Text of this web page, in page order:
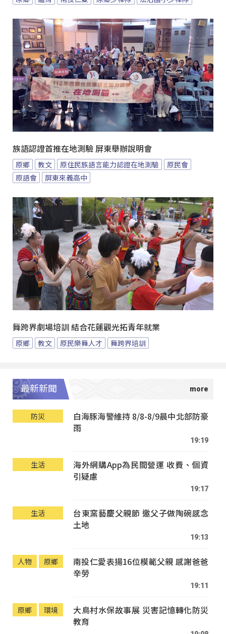
族語認證首推在地測驗 屏東舉辦說明會
原鄉 教文 原住民族語言能力認證在地測驗
原民會
原語會
屏東來義高中
舞跨界劇場培訓 結合花蓮觀光拓青年就業
原鄉 教文 原民樂舞人才 舞跨界培訓
最新新聞
防災
白海豚海警維持 8/8-8/9晨中北部防豪
雨
19:19
生活
海外網購App為民間營運 收費、個資
引疑慮
19:17
生活
台東窯藝慶父親節 邀父子做陶碗感念
土地
19:13
人物 原鄉
南投仁愛表揚16位模範父親 感謝爸爸
辛勞
19:11
原鄉 環境
大鳥村水保故事展 災害記憶轉化防災
教育